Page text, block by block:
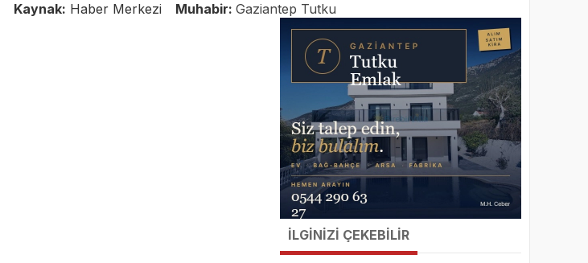
Kaynak: Haber Merkezi Muhabir: Gaziantep Tutku
İLGİNİZİ ÇEKEBİLİR